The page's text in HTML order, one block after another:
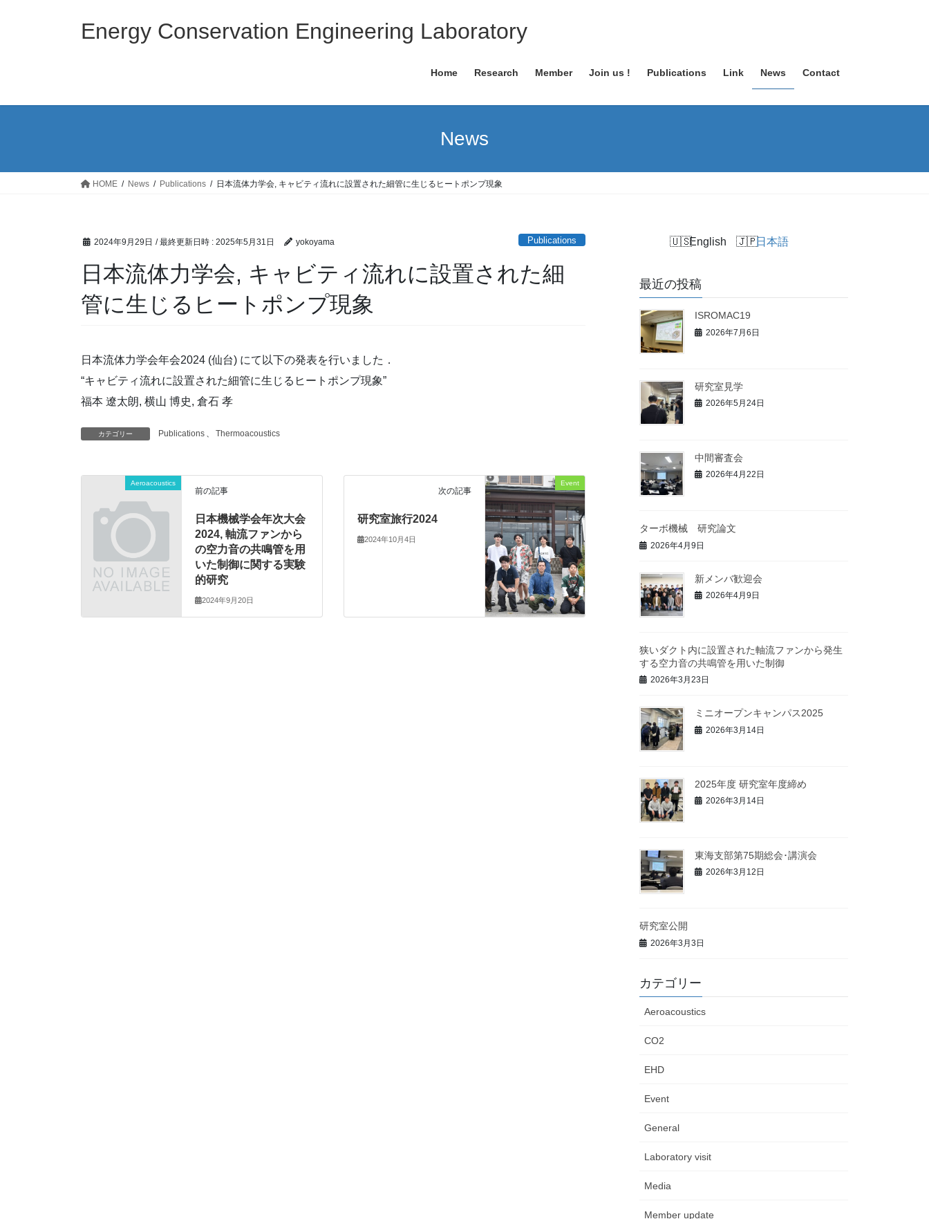
ス
ン
Energy Conservation Engineering Laboratory
Home Research Member Join us ! Publications Link News Contact
News
HOME News Publications 日本流体力学会, キャビティ流れに設置された細管に生じるヒートポンプ現象
2024年9月29日 / 最終更新日時 : 2025年5月31日 yokoyama Publications
日本流体力学会, キャビティ流れに設置された細
管に生じるヒートポンプ現象
日本流体力学会年会2024 (仙台) にて以下の発表を行いました．
“キャビティ流れに設置された細管に生じるヒートポンプ現象”
福本 遼太朗, 横⼭ 博史, 倉⽯ 孝
カテゴリー Publications 、 Thermoacoustics
Aeroacoustics
前の記事
日本機械学会年次大会
2024, 軸流ファンから
の空力音の共鳴管を用
いた制御に関する実験
的研究
2024年9月20日
Event
次の記事
研究室旅行2024
2024年10月4日
English 日本語
最近の投稿
ISROMAC19
2026年7月6日
研究室見学
2026年5月24日
中間審査会
2026年4月22日
ターボ機械 研究論文
2026年4月9日
新メンバ歓迎会
2026年4月9日
狭いダクト内に設置された軸流ファンから発生
する空力音の共鳴管を用いた制御
2026年3月23日
ミニオープンキャンパス2025
2026年3月14日
2025年度 研究室年度締め
2026年3月14日
東海支部第75期総会･講演会
2026年3月12日
研究室公開
2026年3月3日
カテゴリー
Aeroacoustics
CO2
EHD
Event
General
Laboratory visit
Media
Member update